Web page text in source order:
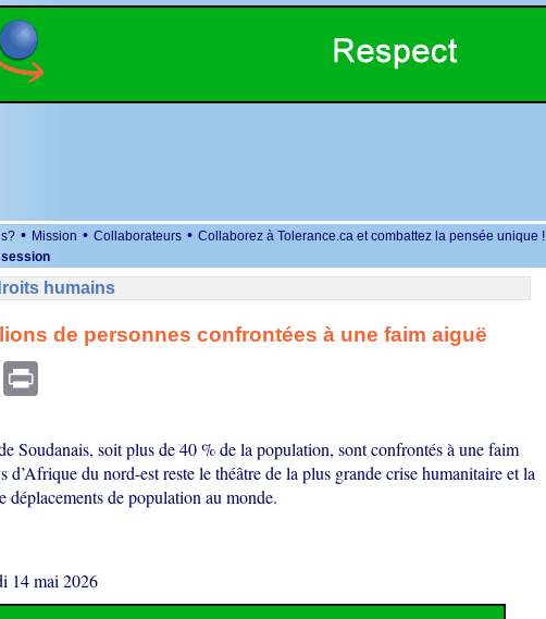
• Mission • Collaborateurs • Collaborez à Tolerance.ca et combattez la pensée unique !
humains
de personnes confrontées à une faim aiguë
Print
Soudanais, soit plus de 40 % de la population, sont confrontés à une faim
d’Afrique du nord-est reste le théâtre de la plus grande crise humanitaire et la
déplacements de population au monde.
14 mai 2026